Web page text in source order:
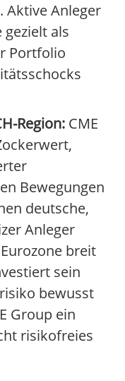
Aktive Anleger
als
Portfolio
Region: CME
Bewegungen
deutsche,
Anleger
breit
sein
bewusst
Group ein
risikofreies